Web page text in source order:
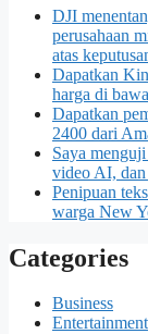
DJI
perusahaan
atas
Dapatkan
harga di
Dapatkan
2400 dari
Saya
video AI, dan
Penipuan
warga New
Categories
Business
Entertainment